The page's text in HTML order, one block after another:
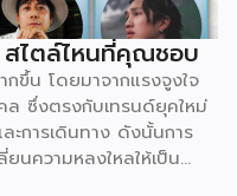
สไตล์ไหนที่คุณชอบ
ขึ้น โดยมาจากแรงจูงใจ
ซึ่งตรงกับเทรนด์ยุคใหม่
ะการเดินทาง ดังนั้นการ
นความหลงใหลให้เป็น